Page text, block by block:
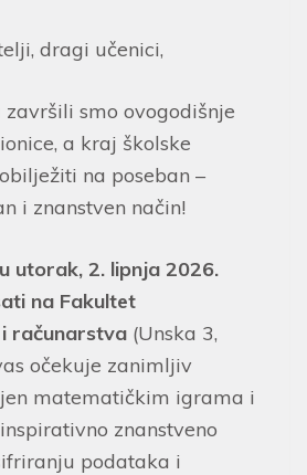
dragi učenici,
smo ovogodišnje
a kraj školske
na poseban –
i znanstven način!
u utorak, 2. lipnja 2026.
na Fakultet
računarstva (Unska 3,
očekuje zanimljiv
matematičkim igrama i
znanstveno
podataka i